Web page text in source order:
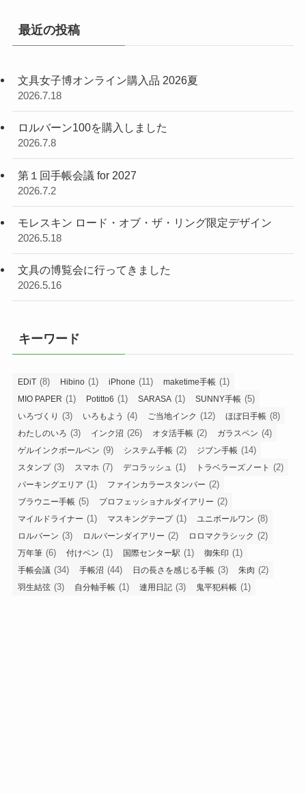
最近の投稿
文具女子博オンライン購入品 2026夏
2026.7.18
ロルバーン100を購入しました
2026.7.8
第１回手帳会議 for 2027
2026.7.2
モレスキン ロード・オブ・ザ・リング限定デザイン
2026.5.18
文具の博覧会に行ってきました
2026.5.16
キーワード
EDiT (8) Hibino (1) iPhone (11) maketime手帳 (1)
MIO PAPER (1) Potitto6 (1) SARASA (1) SUNNY手帳 (5)
いろづくり (3) いろもよう (4) ご当地インク (12) ほぼ日手帳 (8)
わたしのいろ (3) インク沼 (26) オタ活手帳 (2) ガラスペン (4)
ゲルインクボールペン (9) システム手帳 (2) ジブン手帳 (14)
スタンプ(3) スマホ (7) デコラッシュ (1) トラベラーズノート (2)
パーキングエリア (1) ファインカラースタンパー (2)
ブラウニー手帳 (5) プロフェッショナルダイアリー (2)
マイルドライナー (1) マスキングテープ(1) ユニボールワン (8)
ロルバーン (3) ロルバーンダイアリー (2) ロロマクラシック (2)
万年筆 (6) 付けペン (1) 国際センター駅 (1) 御朱印 (1)
手帳会議 (34) 手帳沼 (44) 日の長さを感じる手帳 (3) 朱肉 (2)
羽生結弦 (3) 自分軸手帳 (1) 連用日記 (3) 鬼平犯科帳 (1)